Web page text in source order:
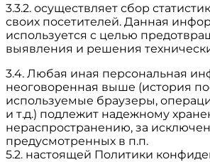
3.3.2. осуществляет сбор
своих посетителей. Данная
используется с целью
выявления и решения
3.4. Любая иная персональная
неоговоренная выше (история
используемые браузеры,
и т.д.) подлежит надежному
нераспространению, за
предусмотренных в п.п.
5.2. настоящей Политики